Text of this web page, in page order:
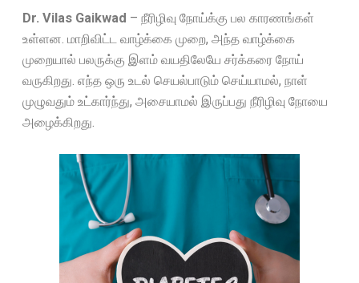
Dr. Vilas Gaikwad – நீரிழிவு நோய்க்கு பல காரணங்கள்
உள்ளன. மாறிவிட்ட வாழ்க்கை முறை, அந்த வாழ்க்கை
முறையால் பலருக்கு இளம் வயதிலேயே சர்க்கரை நோய்
வருகிறது. எந்த ஒரு உடல் செயல்பாடும் செய்யாமல், நாள்
முழுவதும் உட்கார்ந்து, அசையாமல் இருப்பது நீரிழிவு நோயை
அழைக்கிறது.